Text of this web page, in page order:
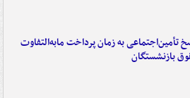
تأمین‌اجتماعی به زمان پرداخت مابه‌التفاوت
بازنشستگان